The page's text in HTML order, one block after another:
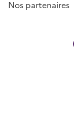
Nos partenaires